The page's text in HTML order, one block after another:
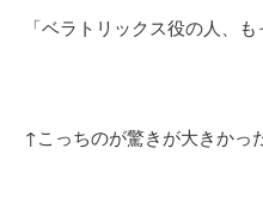
「ベラトリックス役の人、
↑こっちのが驚きが大きかっ